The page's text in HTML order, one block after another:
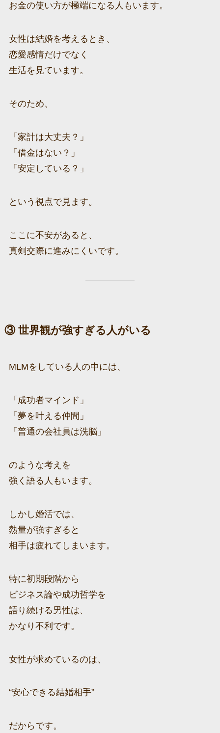
お金の使い方が極端になる人もいます。
女性は結婚を考えるとき、
恋愛感情だけでなく
生活を見ています。
そのため、
「家計は大丈夫？」
「借金はない？」
「安定している？」
という視点で見ます。
ここに不安があると、
真剣交際に進みにくいです。
③ 世界観が強すぎる人がいる
MLMをしている人の中には、
「成功者マインド」
「夢を叶える仲間」
「普通の会社員は洗脳」
のような考えを
強く語る人もいます。
しかし婚活では、
熱量が強すぎると
相手は疲れてしまいます。
特に初期段階から
ビジネス論や成功哲学を
語り続ける男性は、
かなり不利です。
女性が求めているのは、
“安心できる結婚相手”
だからです。